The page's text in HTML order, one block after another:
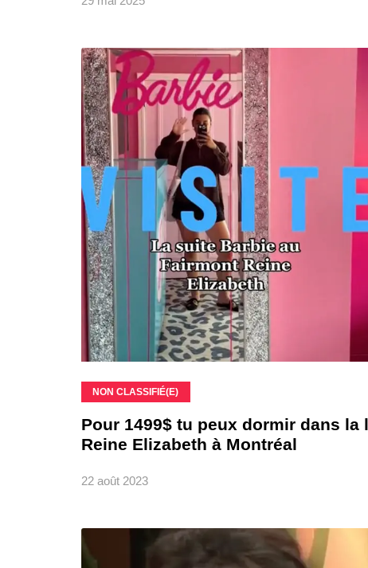
NON CLASSIFIÉ(E)
Pour 1499$ tu peux dormir dans
Reine Elizabeth à Montréal
22 août 2023